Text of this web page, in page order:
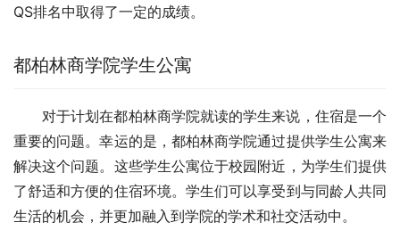
QS排名中取得了一定的成绩。
都柏林商学院学生公寓
对于计划在都柏林商学院就读的学生来说，住宿是一个
重要的问题。幸运的是，都柏林商学院通过提供学生公寓来
解决这个问题。这些学生公寓位于校园附近，为学生们提供
了舒适和方便的住宿环境。学生们可以享受到与同龄人共同
生活的机会，并更加融入到学院的学术和社交活动中。